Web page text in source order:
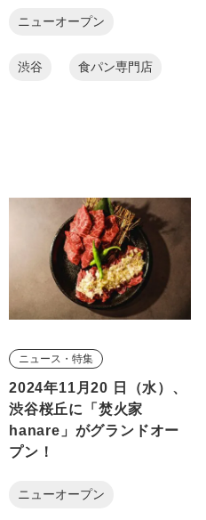
ニューオープン
渋谷 食パン専門店
ニュース・特集
2024年11月20 日（水）、
渋谷桜丘に「焚火家
hanare」がグランドオー
プン！
ニューオープン